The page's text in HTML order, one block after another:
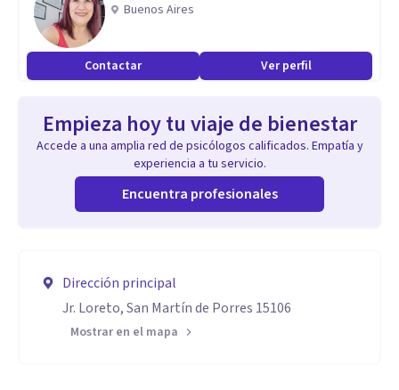
Buenos Aires
Contactar Ver perfil
Empieza hoy tu viaje de bienestar
Accede a una amplia red de psicólogos calificados. Empatía y
experiencia a tu servicio.
Encuentra profesionales
Dirección principal
Jr. Loreto, San Martín de Porres 15106
Mostrar en el mapa